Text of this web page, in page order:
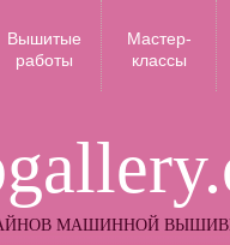
МАШИННОЙ
Вышитые
работы
Мастер-
классы